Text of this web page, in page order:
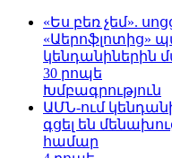
«Ես բեռ չեմ».
«Աերոֆլոտից»
կենդանիներին
30 րոպե
Խմբագրություն
ԱՄՆ-ում
գցել են
համար